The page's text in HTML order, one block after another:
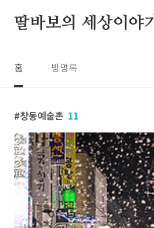
딸바보의 세상이야기
홈 방명록
창동예술촌 11